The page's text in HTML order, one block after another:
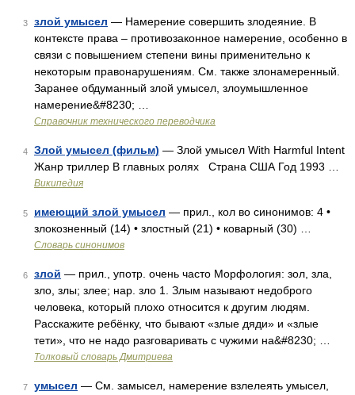
3 злой умысел — Намерение совершить злодеяние. В
контексте права – противозаконное намерение, особенно в
связи с повышением степени вины применительно к
некоторым правонарушениям. См. также злонамеренный.
Заранее обдуманный злой умысел, злоумышленное
намерение&#8230; …
Справочник технического переводчика
4 Злой умысел (фильм) — Злой умысел With Harmful Intent
Жанр триллер В главных ролях Страна США Год 1993 …
Википедия
5 имеющий злой умысел — прил., кол во синонимов: 4 •
злокозненный (14) • злостный (21) • коварный (30) …
Словарь синонимов
6 злой — прил., употр. очень часто Морфология: зол, зла,
зло, злы; злее; нар. зло 1. Злым называют недоброго
человека, который плохо относится к другим людям.
Расскажите ребёнку, что бывают «злые дяди» и «злые
тети», что не надо разговаривать с чужими на&#8230; …
Толковый словарь Дмитриева
7 умысел — См. замысел, намерение взлелеять умысел,